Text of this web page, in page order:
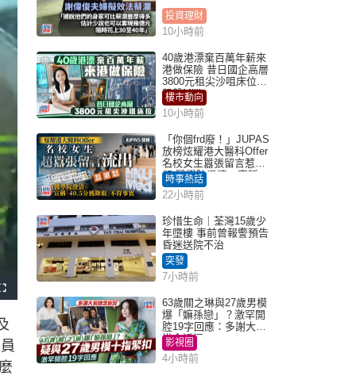
F
u
s
c
r
e
e
n
投資理財
10小時前
40歲港漂棄百萬年薪來
港做保險 昔日國企高層
3800元租尖沙咀床位｜
租盤Million
樓市動向
10小時前
「你個frd廢！」JUPAS
放榜炫耀港大醫科Offer
名校女生囂張留言惹眾
怒 醫學院澄清：宣稱
「40.5分獲錄取」不符事
實｜Juicy叮
時事熱話
22小時前
珍惜生命｜荃灣15歲少
年墮樓 事前曾報警預告
昏迷送院不治
突發
7小時前
63歲關之琳與27歲男模
爆「嫲孫戀」？激罕開
腔19字回應：多謝大家
掛念近況
影視圈
4小時前